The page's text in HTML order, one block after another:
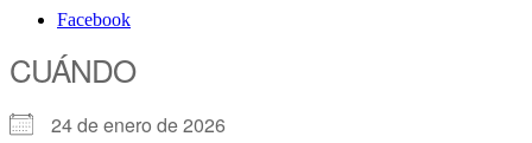
Facebook
CUÁNDO
24 de enero de 2026